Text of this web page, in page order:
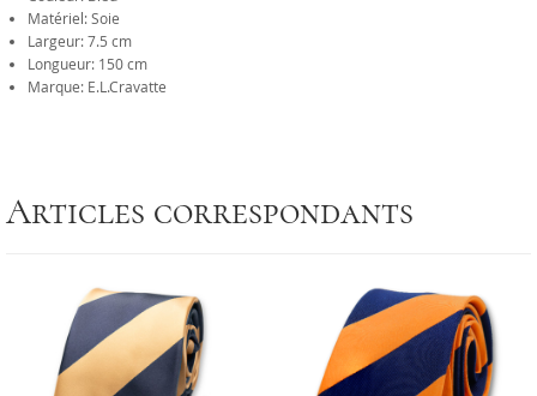
Matériel: Soie
Largeur: 7.5 cm
Longueur: 150 cm
Marque: E.L.Cravatte
Articles correspondants